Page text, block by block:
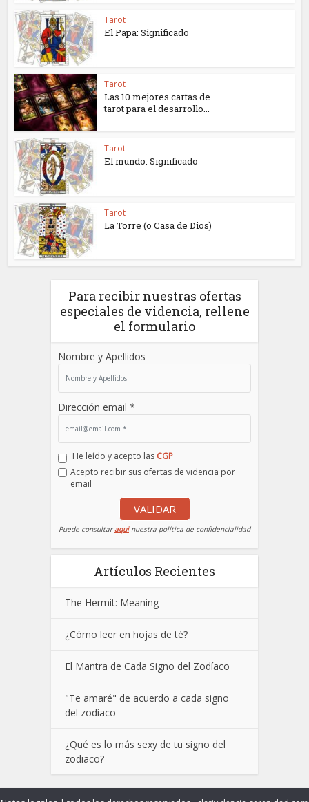
Tarot
El Papa: Significado
Tarot
Las 10 mejores cartas de
tarot para el desarrollo...
Tarot
El mundo: Significado
Tarot
La Torre (o Casa de Dios)
Para recibir nuestras ofertas
especiales de videncia, rellene
el formulario
Nombre y Apellidos
Dirección email *
He leído y acepto las CGP
Acepto recibir sus ofertas de videncia por
email
VALIDAR
Puede consultaraquinuestra política de confidencialidad
Artículos Recientes
The Hermit: Meaning
¿Cómo leer en hojas de té?
El Mantra de Cada Signo del Zodíaco
"Te amaré" de acuerdo a cada signo
del zodíaco
¿Qué es lo más sexy de tu signo del
zodiaco?